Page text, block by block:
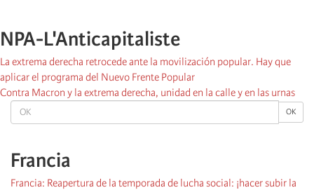
OK OK
Francia
Francia: Reapertura de la temporada de lucha social: ¡hacer subir la
NPA-L'Anticapitaliste
La extrema derecha retrocede ante la movilización popular. Hay que
aplicar el programa del Nuevo Frente Popular
Contra Macron y la extrema derecha, unidad en la calle y en las urnas